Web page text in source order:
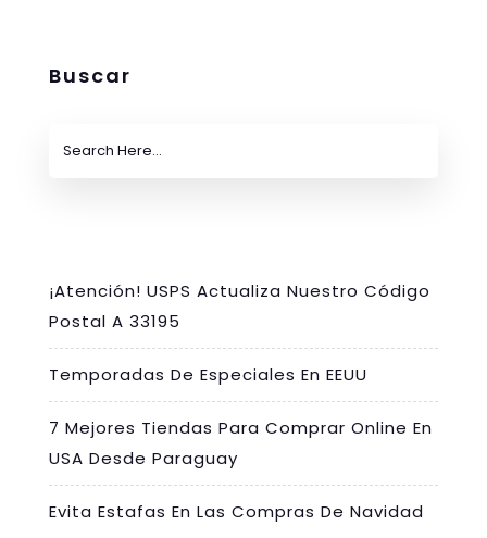
Buscar
¡Atención! USPS Actualiza Nuestro Código
Postal A 33195
Temporadas De Especiales En EEUU
7 Mejores Tiendas Para Comprar Online En
USA Desde Paraguay
Evita Estafas En Las Compras De Navidad